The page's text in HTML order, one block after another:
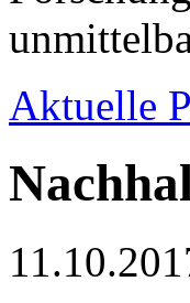
Aktuelle